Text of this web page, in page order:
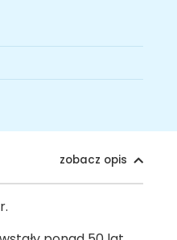
zobacz opis